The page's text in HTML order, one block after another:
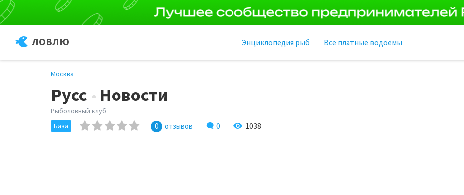
ЛОВЛЮ Энциклопедия рыб Все платные водоёмы
Москва
Русс Новости
Рыболовный клуб
База
0 отзывов 0 1038